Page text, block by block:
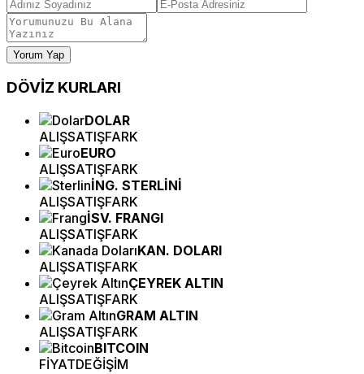
Yorum Yap
DÖVİZ KURLARI
DOLAR
ALIŞSATIŞFARK
EURO
ALIŞSATIŞFARK
İNG. STERLİNİ
ALIŞSATIŞFARK
İSV. FRANGI
ALIŞSATIŞFARK
KAN. DOLARI
ALIŞSATIŞFARK
ÇEYREK ALTIN
ALIŞSATIŞFARK
GRAM ALTIN
ALIŞSATIŞFARK
BITCOIN
FİYATDEĞİŞİM